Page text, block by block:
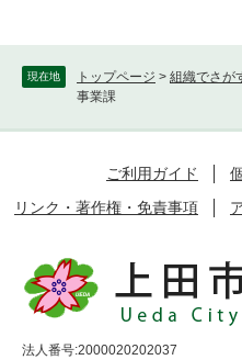
現在地 トップページ > 組織でさが
事業課
ご利用ガイド
リンク・著作権・免責事項
法人番号:2000020202037